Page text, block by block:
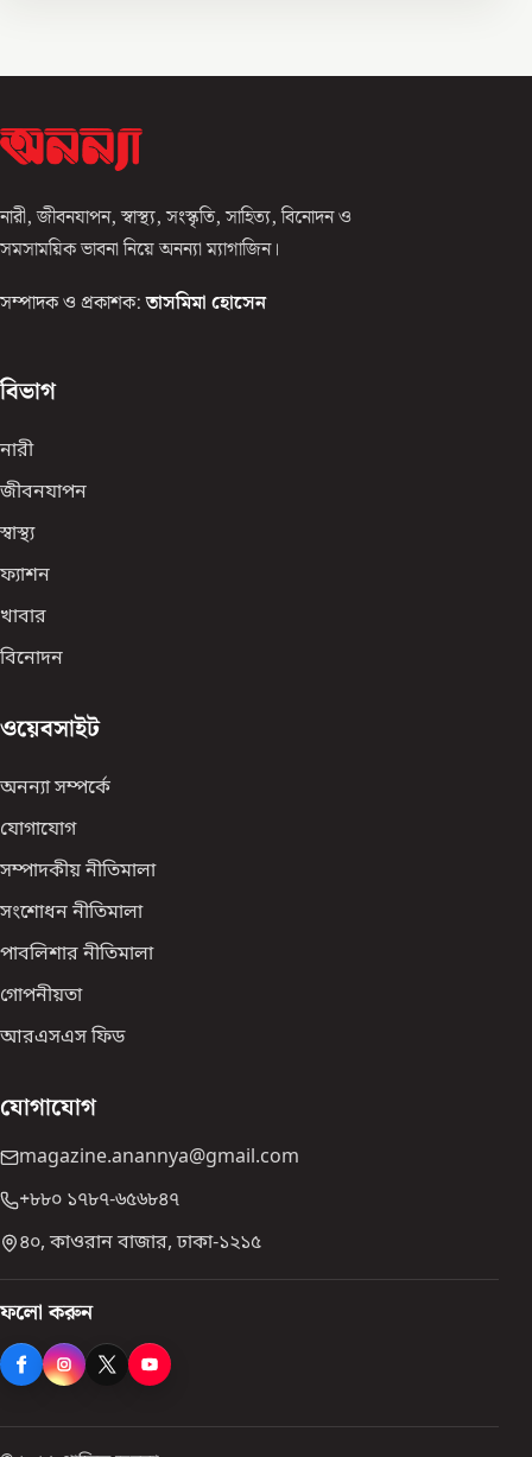
নারী, জীবনযাপন, স্বাস্থ্য, সংস্কৃতি, সাহিত্য, বিনোদন ও
সমসাময়িক ভাবনা নিয়ে অনন্যা ম্যাগাজিন।
সম্পাদক ও প্রকাশক: তাসমিমা হোসেন
বিভাগ
নারী
জীবনযাপন
স্বাস্থ্য
ফ্যাশন
খাবার
বিনোদন
ওয়েবসাইট
অনন্যা সম্পর্কে
যোগাযোগ
সম্পাদকীয় নীতিমালা
সংশোধন নীতিমালা
পাবলিশার নীতিমালা
গোপনীয়তা
আরএসএস ফিড
যোগাযোগ
magazine.anannya@gmail.com
+৮৮০ ১৭৮৭-৬৫৬৮৪৭
৪০, কাওরান বাজার, ঢাকা-১২১৫
ফলো করুন